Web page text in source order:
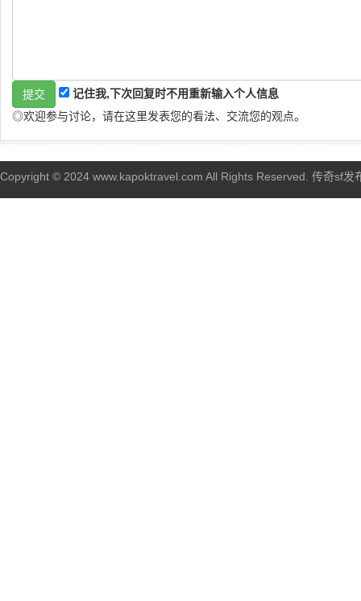
记住我,下次回复时不用重新输入个人信息
◎欢迎参与讨论，请在这里发表您的看法、交流您的观点。
Copyright © 2024 www.kapoktravel.com All Rights Reserved. 传奇sf发